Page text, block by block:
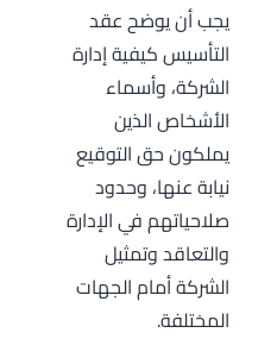
يجب أن يوضح عقد
التأسيس كيفية إدارة
الشركة، وأسماء
الأشخاص الذين
يملكون حق التوقيع
نيابة عنها، وحدود
صلاحياتهم في الإدارة
والتعاقد وتمثيل
الشركة أمام الجهات
المختلفة.